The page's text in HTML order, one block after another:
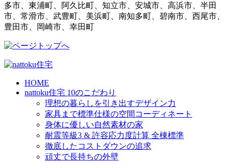
多市、東浦町、阿久比町、知立市、安城市、高浜市、半田
市、常滑市、武豊町、美浜町、南知多町、碧南市、西尾市、
豊田市、岡崎市、幸田町
HOME
nattoku住宅 10のこだわり
理想の暮らしを引き出すデザイン力
家具まで標準仕様の空間コーディネート
身体に優しい自然素材の家
耐震等級3 & 許容応力度計算 全棟標準
徹底したコストダウンの追求
頑丈で長持ちの外壁